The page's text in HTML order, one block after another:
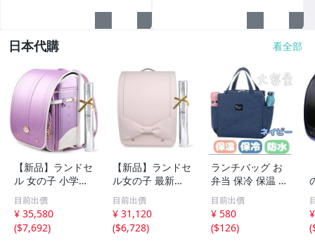
日本代購 看全部
【新品】ランドセ
ル 女の子 小学生
通学カバン 高級
人工皮革＆パール
生地 反射材 刺繍
金属プレート・透
目前出價
¥ 35,580
($7,692)
【新品】ランドセ
ル女の子 最新ア
ナイスモデル ツ
ヤありパール生地
A4フラットファ
イル対応 軽量大
目前出價
¥ 31,120
($6,728)
ランチバッグ お
弁当 保冷 保温 防
水 大容量 機能完
備 ネイビー ミニ
トート
目前出價
¥ 580
($126)
(